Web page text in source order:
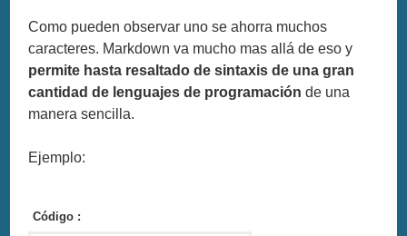
Como pueden observar uno se ahorra muchos
caracteres. Markdown va mucho mas allá de eso y
permite hasta resaltado de sintaxis de una gran
cantidad de lenguajes de programación de una
manera sencilla.
Ejemplo:
Código :